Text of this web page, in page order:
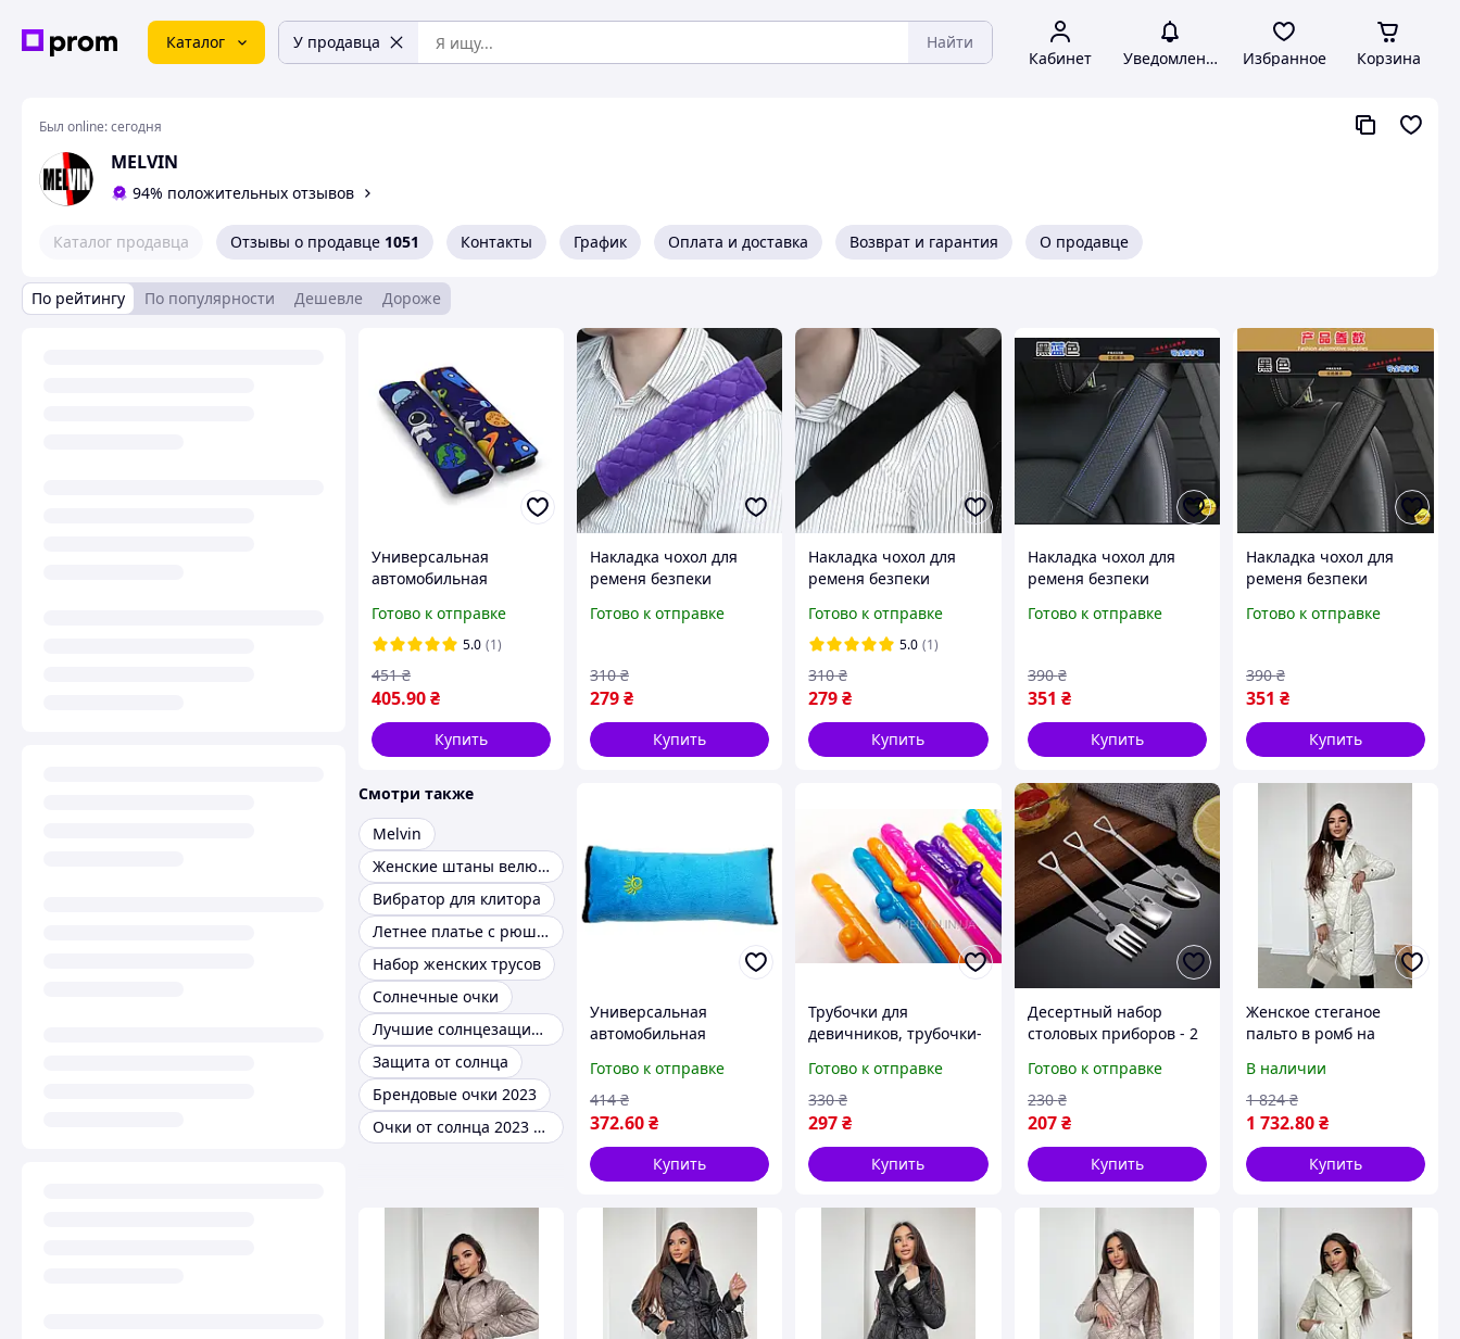
Каталог У продавца Найти
Кабинет Уведомления Избранное Корзина
Был online:сегодня
MELVIN
94% положительных отзывов
Каталог продавца Отзывы о продавце 1051 Контакты График Оплата и доставка Возврат и гарантия О продавце
По рейтингу По популярности Дешевле Дороже
Универсальная
автомобильная
безопасности "Космос",
Синий
Готово к отправке
5.0 (1)
405.90₴
451 ₴
Купить
Накладка чохол для
ременя безпеки
Готово к отправке
279₴
310 ₴
Купить
Накладка чохол для
ременя безпеки
Готово к отправке
5.0 (1)
279₴
310 ₴
Купить
Накладка чохол для
ременя безпеки
Готово к отправке
351 ₴
390 ₴
Купить
Накладка чохол для
ременя безпеки
Готово к отправке
351 ₴
390 ₴
Купить
Смотри также
Melvin
Женские штаны велюровые
Вибратор для клитора
Летнее платье с рюшами и бретелями
Набор женских трусов
Солнечные очки
Лучшие солнцезащитные очки
Защита от солнца
Брендовые очки 2023
Очки от солнца 2023 модные
Универсальная
автомобильная
безопасности 30 см*12
см, Голубая
Готово к отправке
372.60₴
414 ₴
Купить
Трубочки для
девичников, трубочки-
цвета
Готово к отправке
297₴
330 ₴
Купить
Десертный набор
столовых приборов - 2
нержавеющей стали,
Серебро
Готово к отправке
207 ₴
230 ₴
Купить
Женское стеганое
пальто в ромб на
(Размеры XS-S(42-44),M-
L(46-48),XL(50)), Молоко
В наличии
1 732.80₴
1 824 ₴
Купить